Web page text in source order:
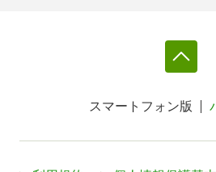
スマートフォン版